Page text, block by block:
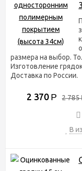
размера на выбор.
Изготовление
Доставка по России.
2 370 Р 2 785
В